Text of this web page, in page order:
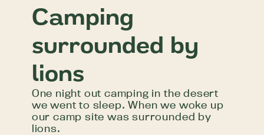
Camping
surrounded by
lions
One night out camping in the desert
we went to sleep. When we woke up
our camp site was surrounded by
lions.